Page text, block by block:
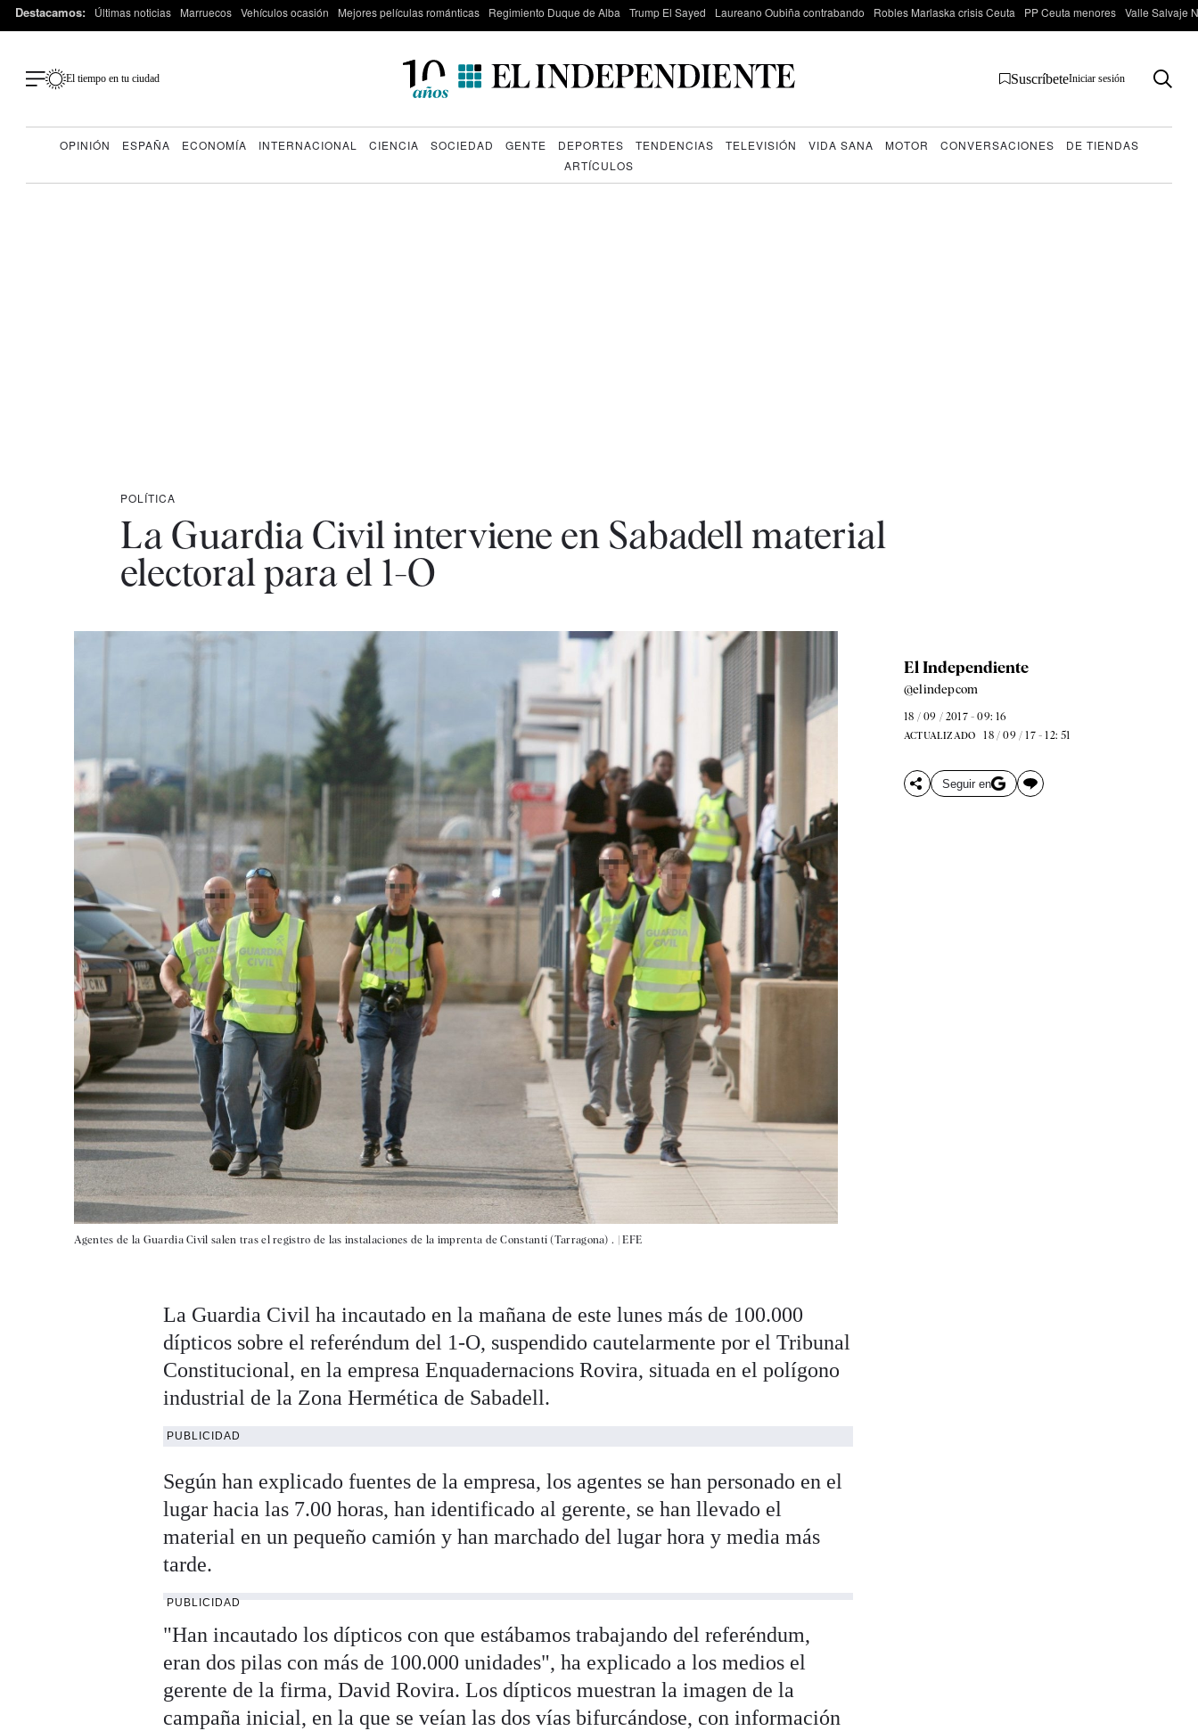
Destacamos: Últimas noticias Marruecos Vehículos ocasión Mejores películas románticas Regimiento Duque de Alba Trump El Sayed Laureano Oubiña contrabando Robles Marlaska crisis Ceuta PP Ceuta menores Valle Salvaje
El tiempo en tu ciudad SuscríbeteIniciar sesión
OPINIÓN ESPAÑA ECONOMÍA INTERNACIONAL CIENCIA SOCIEDAD GENTE DEPORTES TENDENCIAS TELEVISIÓN VIDA SANA MOTOR CONVERSACIONES
DE TIENDAS
ARTÍCULOS
POLÍTICA
La Guardia Civil interviene en Sabadell material
electoral para el 1-O
Agentes de la Guardia Civil salen tras el registro de las instalaciones de la imprenta de Constantí (Tarragona) . |EFE
El Independiente
@elindepcom
18 / 09 / 2017 - 09: 16
ACTUALIZADO 18 / 09 / 17 - 12: 51
Seguir en
La Guardia Civil ha incautado en la mañana de este lunes más de 100.000
dípticos sobre el referéndum del 1-O, suspendido cautelarmente por el Tribunal
Constitucional, en la empresa Enquadernacions Rovira, situada en el polígono
industrial de la Zona Hermética de Sabadell.
PUBLICIDAD
Según han explicado fuentes de la empresa, los agentes se han personado en el
lugar hacia las 7.00 horas, han identificado al gerente, se han llevado el
material en un pequeño camión y han marchado del lugar hora y media más
tarde.
PUBLICIDAD
"Han incautado los dípticos con que estábamos trabajando del referéndum,
eran dos pilas con más de 100.000 unidades", ha explicado a los medios el
gerente de la firma, David Rovira. Los dípticos muestran la imagen de la
campaña inicial, en la que se veían las dos vías bifurcándose, con información